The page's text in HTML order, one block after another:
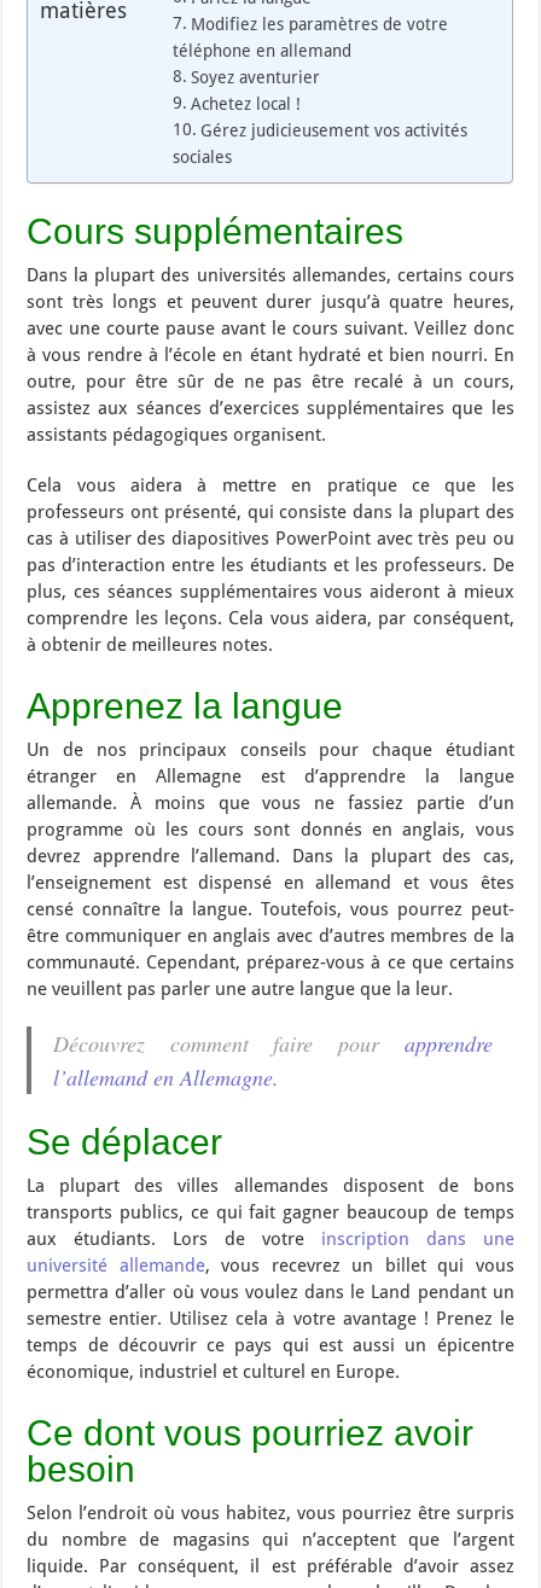
matières
Modifiez les paramètres de votre
téléphone en allemand
Soyez aventurier
Achetez local !
Gérez judicieusement vos activités
sociales
Cours supplémentaires
Dans la plupart des universités allemandes, certains cours
sont très longs et peuvent durer jusqu’à quatre heures,
avec une courte pause avant le cours suivant. Veillez donc
à vous rendre à l’école en étant hydraté et bien nourri. En
outre, pour être sûr de ne pas être recalé à un cours,
assistez aux séances d’exercices supplémentaires que les
assistants pédagogiques organisent.
Cela vous aidera à mettre en pratique ce que les
professeurs ont présenté, qui consiste dans la plupart des
cas à utiliser des diapositives PowerPoint avec très peu ou
pas d’interaction entre les étudiants et les professeurs. De
plus, ces séances supplémentaires vous aideront à mieux
comprendre les leçons. Cela vous aidera, par conséquent,
à obtenir de meilleures notes.
Apprenez la langue
Un de nos principaux conseils pour chaque étudiant
étranger en Allemagne est d’apprendre la langue
allemande. À moins que vous ne fassiez partie d’un
programme où les cours sont donnés en anglais, vous
devrez apprendre l’allemand. Dans la plupart des cas,
l’enseignement est dispensé en allemand et vous êtes
censé connaître la langue. Toutefois, vous pourrez peut-
être communiquer en anglais avec d’autres membres de la
communauté. Cependant, préparez-vous à ce que certains
ne veuillent pas parler une autre langue que la leur.
Découvrez comment faire pour apprendre
l’allemand en Allemagne.
Se déplacer
La plupart des villes allemandes disposent de bons
transports publics, ce qui fait gagner beaucoup de temps
aux étudiants. Lors de votre inscription dans une
université allemande, vous recevrez un billet qui vous
permettra d’aller où vous voulez dans le Land pendant un
semestre entier. Utilisez cela à votre avantage ! Prenez le
temps de découvrir ce pays qui est aussi un épicentre
économique, industriel et culturel en Europe.
Ce dont vous pourriez avoir
besoin
Selon l’endroit où vous habitez, vous pourriez être surpris
du nombre de magasins qui n’acceptent que l’argent
liquide. Par conséquent, il est préférable d’avoir assez